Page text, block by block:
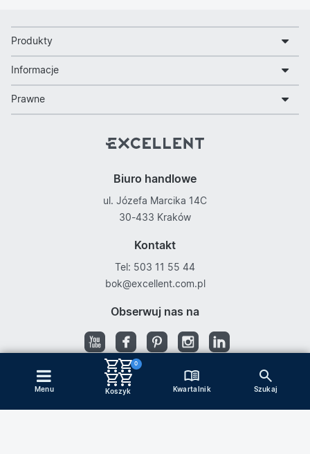
Menu
0
Koszyk Kwartalnik Szukaj
Produkty
Informacje
Prawne
Biuro handlowe
ul. Józefa Marcika 14C
30-433 Kraków
Kontakt
Tel: 503 11 55 44
bok@excellent.com.pl
Obserwuj nas na
Copyright © Excellent